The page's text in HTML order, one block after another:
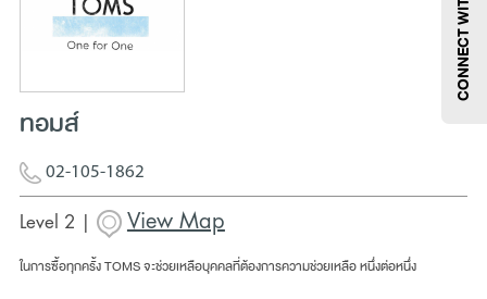
CONNECT WITH US
ทอมส์
02-105-1862
Level 2 | View Map
ในการซื้อทุกครั้ง TOMS จะช่วยเหลือบุคคลที่ต้องการความช่วยเหลือ หนึ่งต่อหนึ่ง